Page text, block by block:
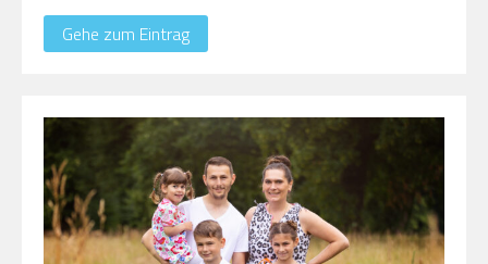
Gehe zum Eintrag